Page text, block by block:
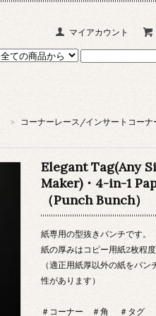
マイアカウント
> コーナーレース/インサートコー
Elegant Tag(Any
Maker)・4-in-1
（Punch Bunch）
紙専用の型抜きパンチです。
紙の厚みはコピー用紙2枚程度
（適正用紙厚以外の紙をパ
性があります）
＃コーナー ＃角 ＃タグ